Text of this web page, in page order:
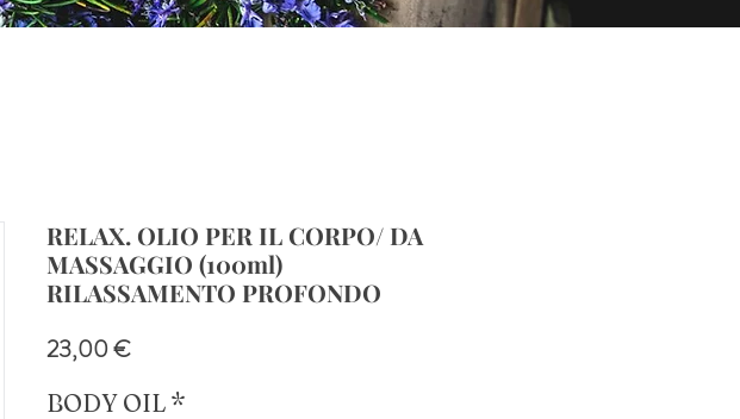
RELAX. OLIO PER IL CORPO/ DA
MASSAGGIO (100ml)
RILASSAMENTO PROFONDO
23,00 €Prezzo
BODY OIL *